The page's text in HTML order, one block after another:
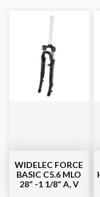
WIDELEC FORCE
BASIC C5.6 MLO
28“ -1 1/8“ A, V